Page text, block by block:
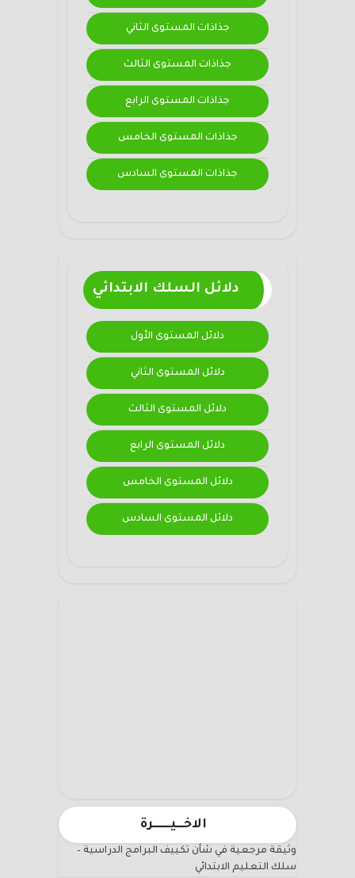
جذاذات المستوى الثاني
جذاذات المستوى الثالث
جذاذات المستوى الرابع
جذاذات المستوى الخامس
جذاذات المستوى السادس
دلائل السلك الابتدائي
دلائل المستوى الأول
دلائل المستوى الثاني
دلائل المستوى الثالث
دلائل المستوى الرابع
دلائل المستوى الخامس
دلائل المستوى السادس
الاخـــيـــــــرة
وثيقة مرجعية في شأن تكييف البرامج الدراسية –
سلك التعليم الابتدائي